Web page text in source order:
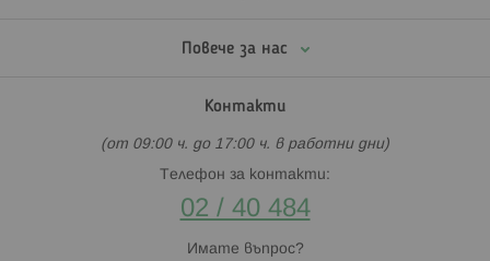
Повече за нас
Контакти
(от 09:00 ч. до 17:00 ч. в работни дни)
Телефон за контакти:
02 / 40 484
Имате въпрос?